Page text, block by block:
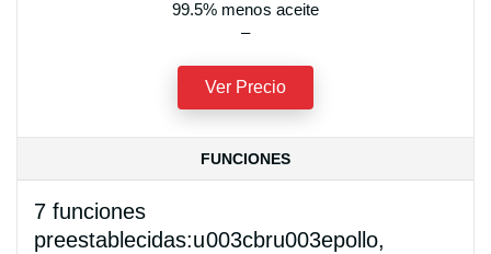
99.5% menos aceite
–
Ver Precio
FUNCIONES
7 funciones
preestablecidas:u003cbru003epollo,